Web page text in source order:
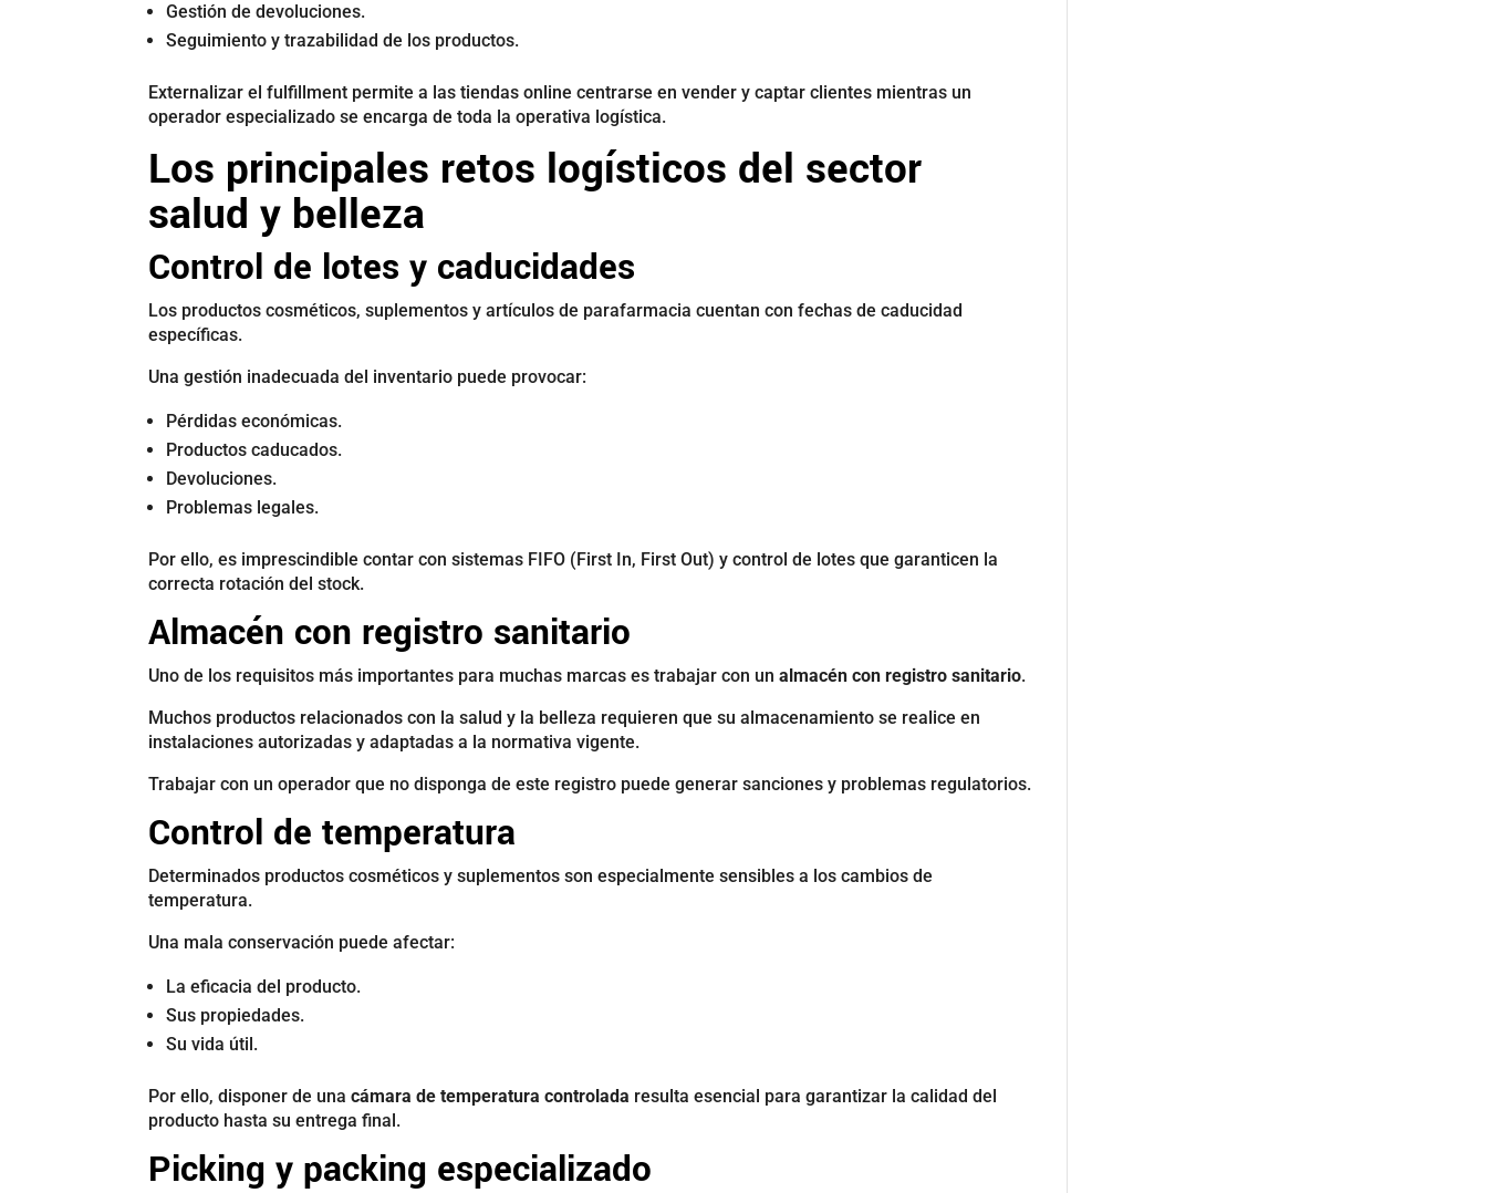
Gestión de devoluciones.
Seguimiento y trazabilidad de los productos.
Externalizar el fulfillment permite a las tiendas online centrarse en vender y captar clientes mientras un
operador especializado se encarga de toda la operativa logística.
Los principales retos logísticos del sector
salud y belleza
Control de lotes y caducidades
Los productos cosméticos, suplementos y artículos de parafarmacia cuentan con fechas de caducidad
específicas.
Una gestión inadecuada del inventario puede provocar:
Pérdidas económicas.
Productos caducados.
Devoluciones.
Problemas legales.
Por ello, es imprescindible contar con sistemas FIFO (First In, First Out) y control de lotes que garanticen la
correcta rotación del stock.
Almacén con registro sanitario
Uno de los requisitos más importantes para muchas marcas es trabajar con unalmacén con registro sanitario.
Muchos productos relacionados con la salud y la belleza requieren que su almacenamiento se realice en
instalaciones autorizadas y adaptadas a la normativa vigente.
Trabajar con un operador que no disponga de este registro puede generar sanciones y problemas regulatorios.
Control de temperatura
Determinados productos cosméticos y suplementos son especialmente sensibles a los cambios de
temperatura.
Una mala conservación puede afectar:
La eficacia del producto.
Sus propiedades.
Su vida útil.
Por ello, disponer de unacámara de temperatura controlada resulta esencial para garantizar la calidad del
producto hasta su entrega final.
Picking y packing especializado